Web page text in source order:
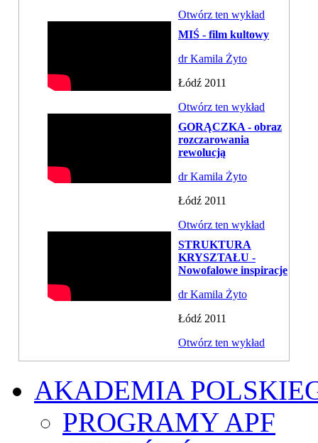
Otwórz ten wykład
MIŚ - film kultowy
dr Kamila Żyto
Łódź 2011
Otwórz ten wykład
GORĄCZKA - obraz
rozczarowania
rewolucją
dr Kamila Żyto
Łódź 2011
Otwórz ten wykład
STRUKTURA
KRYSZTAŁU -
Nowofalowe inspiracje
dr Kamila Żyto
Łódź 2011
Otwórz ten wykład
AKADEMIA
PROGRAMY APF